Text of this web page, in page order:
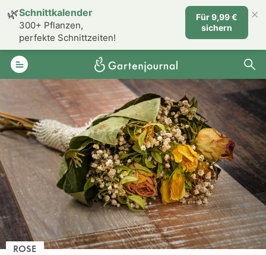
ROSE
🌿Schnittkalender
300+ Pflanzen,
perfekte Schnittzeiten!
Für 9,99 €
sichern
×